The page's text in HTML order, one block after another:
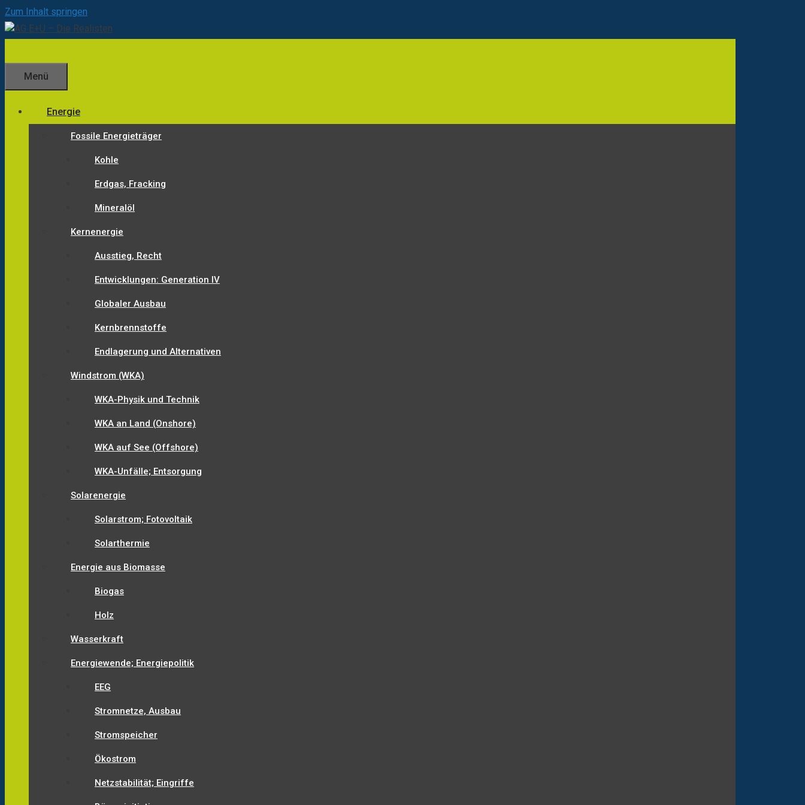
Zum Inhalt springen
Menü
Energie
Fossile Energieträger
Kohle
Erdgas, Fracking
Mineralöl
Kernenergie
Ausstieg, Recht
Entwicklungen: Generation IV
Globaler Ausbau
Kernbrennstoffe
Endlagerung und Alternativen
Windstrom (WKA)
WKA-Physik und Technik
WKA an Land (Onshore)
WKA auf See (Offshore)
WKA-Unfälle; Entsorgung
Solarenergie
Solarstrom; Fotovoltaik
Solarthermie
Energie aus Biomasse
Biogas
Holz
Wasserkraft
Energiewende; Energiepolitik
EEG
Stromnetze, Ausbau
Stromspeicher
Ökostrom
Netzstabilität; Eingriffe